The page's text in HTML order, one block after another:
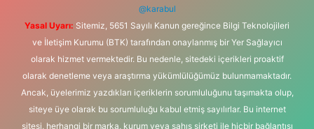
@karabul
Yasal Uyarı: Sitemiz, 5651 Sayılı Kanun gereğince Bilgi Teknolojileri
ve İletişim Kurumu (BTK) tarafından onaylanmış bir Yer Sağlayıcı
olarak hizmet vermektedir. Bu nedenle, sitedeki içerikleri proaktif
olarak denetleme veya araştırma yükümlülüğümüz bulunmamaktadır.
Ancak, üyelerimiz yazdıkları içeriklerin sorumluluğunu taşımakta olup,
siteye üye olarak bu sorumluluğu kabul etmiş sayılırlar. Bu internet
sitesi, herhangi bir marka, kurum veya şahıs şirketi ile hiçbir bağlantısı